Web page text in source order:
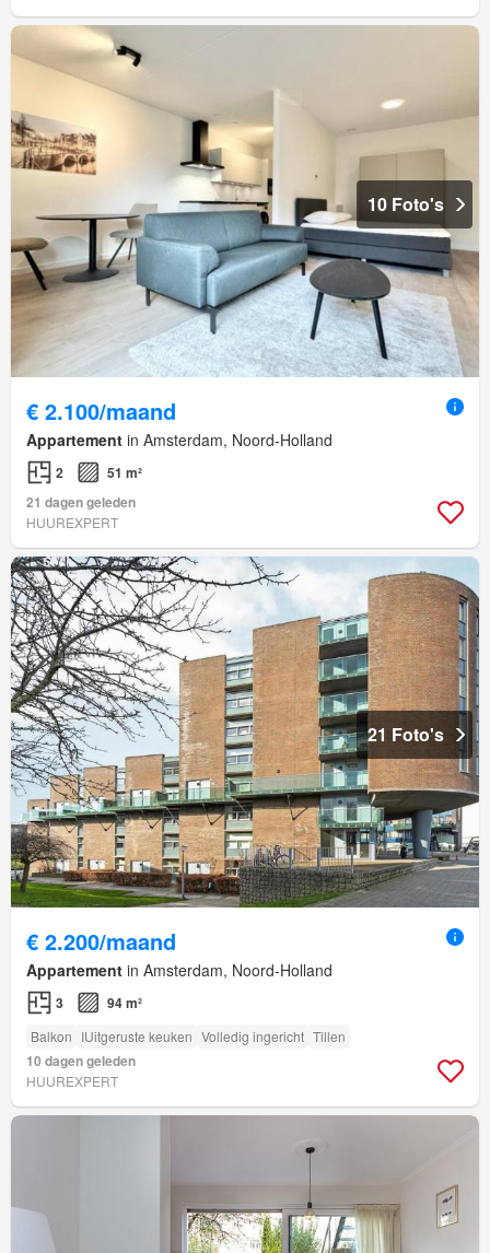
10 Foto's
€ 2.100/maand
Appartement in Amsterdam, Noord-Holland
2
51 m²
21 dagen geleden
HUUREXPERT
21 Foto's
€ 2.200/maand
Appartement in Amsterdam, Noord-Holland
3 94 m²
Balkon IUitgeruste keuken Volledig ingericht Tillen
10 dagen geleden
HUUREXPERT